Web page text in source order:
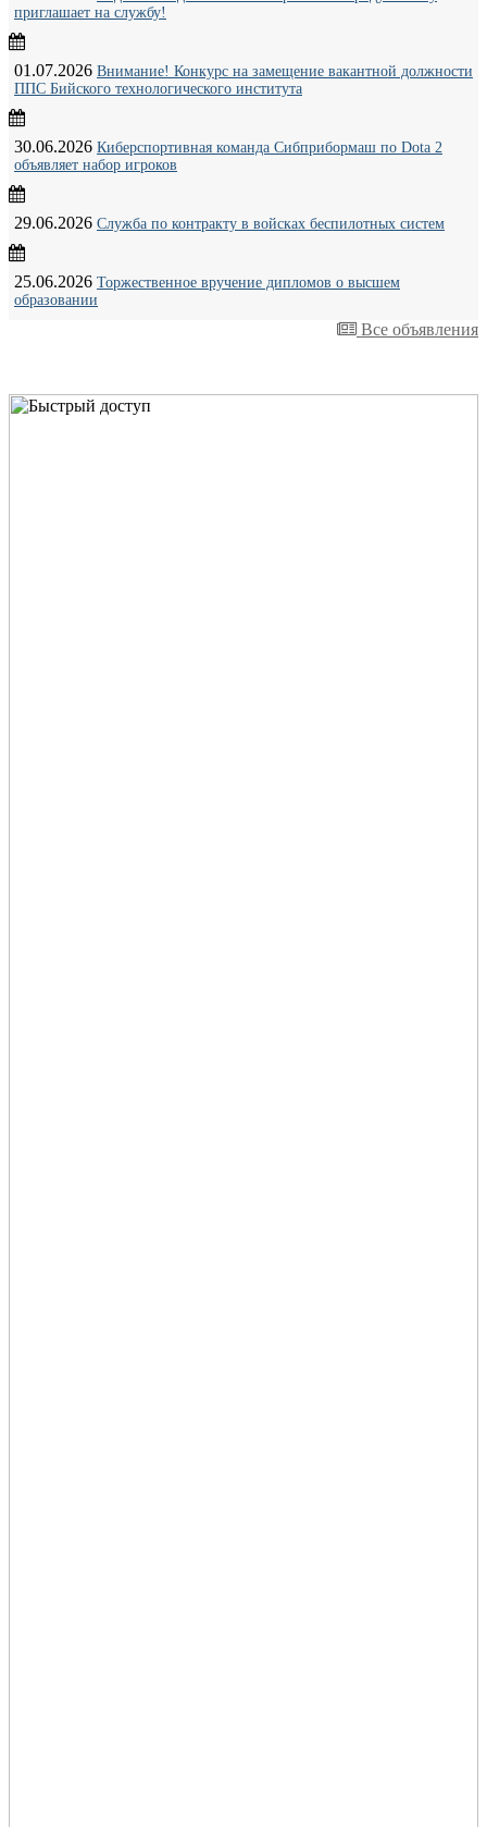
приглашает на службу!
01.07.2026 Внимание! Конкурс на замещение вакантной должности
ППС Бийского технологического института
30.06.2026 Киберспортивная команда Сибприбормаш по Dota 2
объявляет набор игроков
29.06.2026 Служба по контракту в войсках беспилотных систем
25.06.2026 Торжественное вручение дипломов о высшем
образовании
Все объявления